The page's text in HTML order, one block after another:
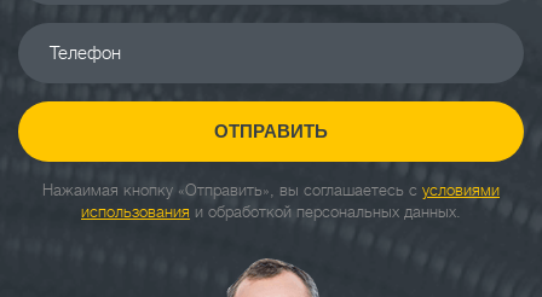
Телефон
ОТПРАВИТЬ
Нажаимая кнопку «Отправить», вы соглашаетесь с условиями
использования и обработкой персональных данных.